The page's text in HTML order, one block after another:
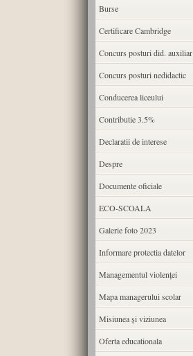
Burse
Certificare Cambridge
Concurs posturi did. auxiliar
Concurs posturi nedidactic
Conducerea liceului
Contributie 3.5%
Declaratii de interese
Despre
Documente oficiale
ECO-SCOALA
Galerie foto 2023
Informare protectia datelor
Managementul violenței
Mapa managerului scolar
Misiunea şi viziunea
Oferta educationala